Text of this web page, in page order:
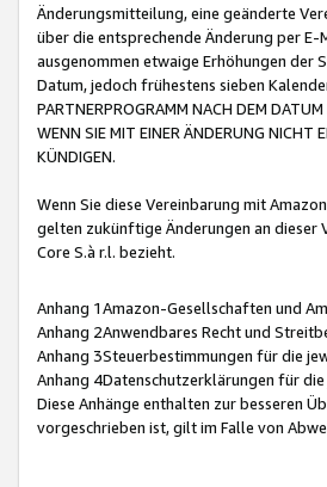
Änderungsmitteilung, eine geänderte
über die entsprechende Änderung per
ausgenommen etwaige Erhöhungen der
Datum, jedoch frühestens sieben
PARTNERPROGRAMM NACH DEM
WENN SIE MIT EINER ÄNDERUNG NICHT
KÜNDIGEN.
Wenn Sie diese Vereinbarung mit
gelten zukünftige Änderungen an dieser
Core S.à r.l. bezieht.
Anhang 1Amazon-Gesellschaften und
Anhang 2Anwendbares Recht und
Anhang 3Steuerbestimmungen für die
Anhang 4Datenschutzerklärungen für
Diese Anhänge enthalten zur besseren
vorgeschrieben ist, gilt im Falle von